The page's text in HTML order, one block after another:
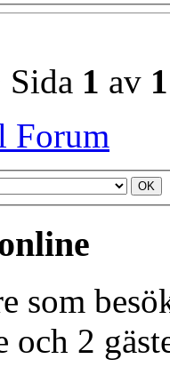
Sida 1 av 1
Forum
som
och 2